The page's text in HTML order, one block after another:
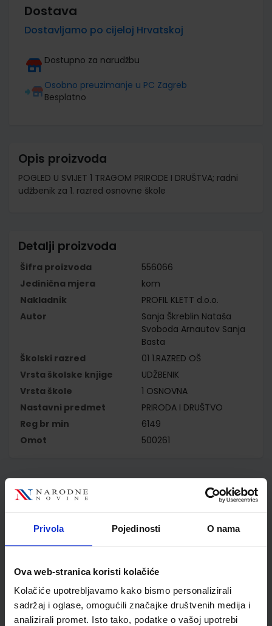
Privola Pojedinosti O nama
Ova web-stranica koristi kolačiće
Kolačiće upotrebljavamo kako bismo personalizirali
sadržaj i oglase, omogućili značajke društvenih medija i
analizirali promet. Isto tako, podatke o vašoj upotrebi
Dostava
Dostavljamo po cijeloj Hrvatskoj
Dostupno za narudžbu
Osobno preuzimanje u PC Zagreb
Besplatno
Opis proizvoda
POGLED U SVIJET 1 TRAGOM PRIRODE I DRUŠTVA; radni
udžbenik za 1. razred osnovne škole
Detalji proizvoda
Šifra proizvoda
556066
Jedinična mjera
kom
Nakladnik
PROFIL KLETT d.o.o.
Autor
Sanja Škreblin Nataša
Svoboda Arnautov Sanja
Basta
Školski razred
01 1.RAZRED OŠ
Vrsta školske knjige
UDŽBENIK
Vrsta škole
1 OSNOVNA
Nastavni predmet
PRIRODA I DRUŠTVO
Reg br min
6149
Omot
500261
Kupci najčešće biraju..
Omot PVC za školske
udžbenike; dimenzije
421x277; tip 261